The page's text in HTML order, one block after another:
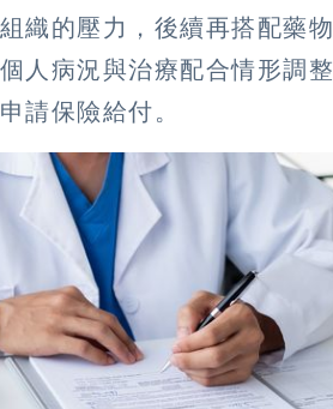
織的壓力，後續再搭配藥
人病況與治療配合情形調
請保險給付。